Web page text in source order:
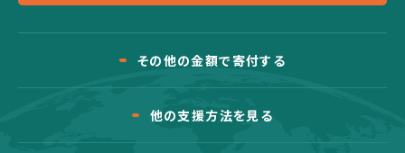
その他の金額で寄付する
他の支援方法を見る